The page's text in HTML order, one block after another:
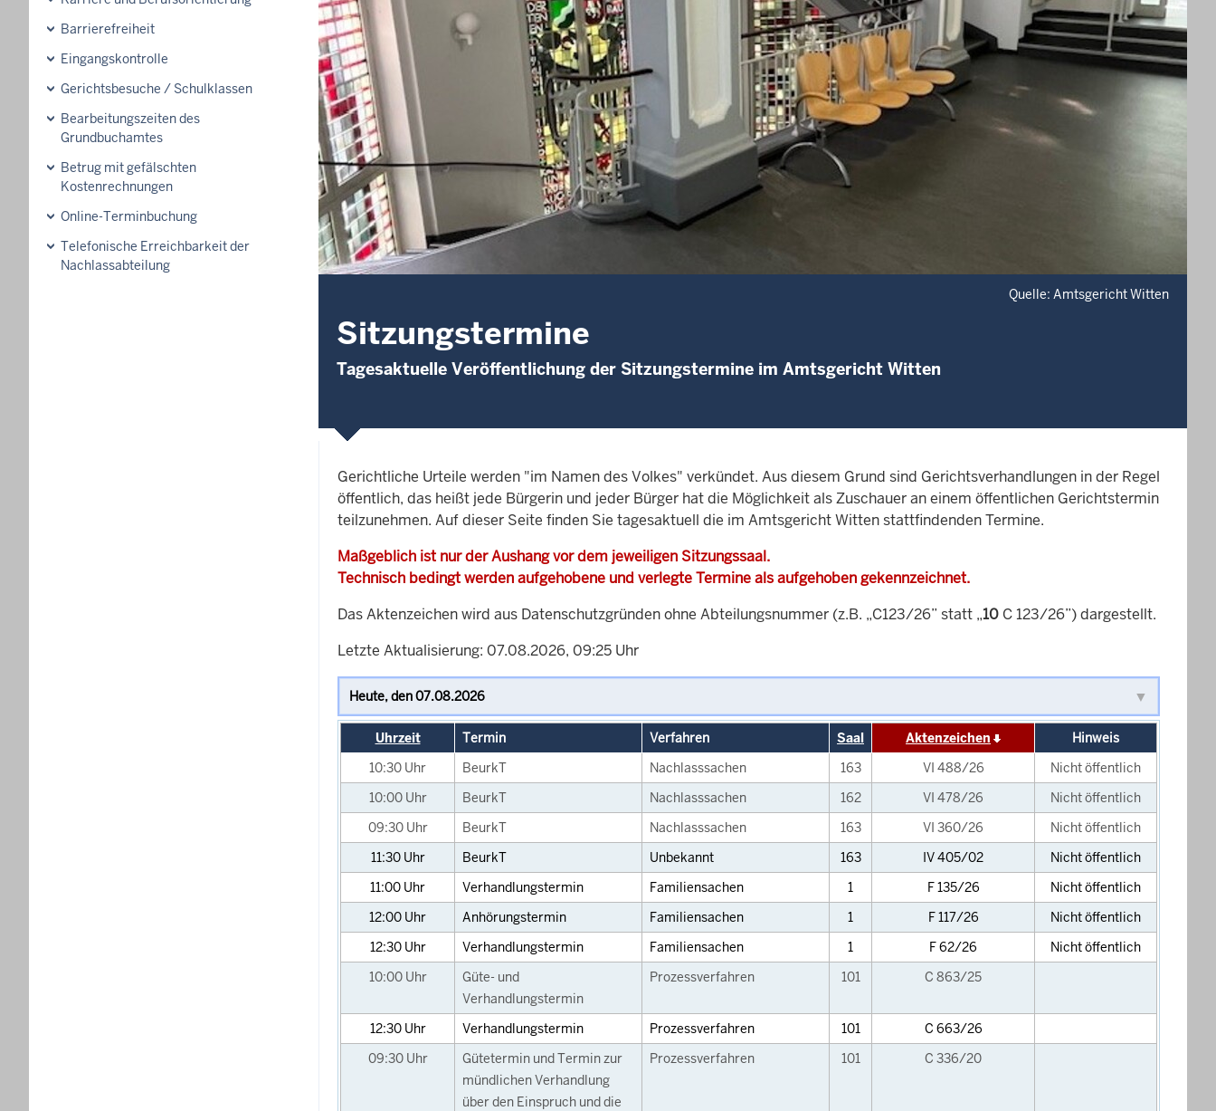
Barrierefreiheit
Eingangskontrolle
Gerichtsbesuche / Schulklassen
Bearbeitungszeiten des
Grundbuchamtes
Betrug mit gefälschten
Kostenrechnungen
Online-Terminbuchung
Telefonische Erreichbarkeit der
Nachlassabteilung
Quelle: Amtsgericht Witten
Sitzungstermine
Tagesaktuelle Veröffentlichung der Sitzungstermine im Amtsgericht Witten
Gerichtliche Urteile werden "im Namen des Volkes" verkündet. Aus diesem Grund sind Gerichtsverhandlungen in der Regel
öffentlich, das heißt jede Bürgerin und jeder Bürger hat die Möglichkeit als Zuschauer an einem öffentlichen Gerichtstermin
teilzunehmen. Auf dieser Seite finden Sie tagesaktuell die im Amtsgericht Witten stattfindenden Termine.
Maßgeblich ist nur der Aushang vor dem jeweiligen Sitzungssaal.
Technisch bedingt werden aufgehobene und verlegte Termine als aufgehoben gekennzeichnet.
Das Aktenzeichen wird aus Datenschutzgründen ohne Abteilungsnummer (z.B. „C123/26” statt „10 C 123/26”) dargestellt.
Letzte Aktualisierung: 07.08.2026, 09:25 Uhr
Uhrzeit Termin Verfahren Saal Aktenzeichen
Hinweis
10:30 Uhr BeurkT Nachlasssachen 163 VI 488/26
Nicht öffentlich
10:00 Uhr BeurkT Nachlasssachen 162 VI 478/26
Nicht öffentlich
09:30 Uhr BeurkT Nachlasssachen 163 VI 360/26
Nicht öffentlich
11:30 Uhr BeurkT Unbekannt 163 IV 405/02
Nicht öffentlich
11:00 Uhr Verhandlungstermin Familiensachen 1 F 135/26
Nicht öffentlich
12:00 Uhr Anhörungstermin Familiensachen 1 F 117/26
Nicht öffentlich
12:30 Uhr Verhandlungstermin Familiensachen 1 F 62/26
Nicht öffentlich
10:00 Uhr
Güte- und
Verhandlungstermin
Prozessverfahren 101 C 863/25
12:30 Uhr Verhandlungstermin Prozessverfahren 101
C 663/26
09:30 Uhr
Gütetermin und Termin zur
mündlichen Verhandlung
über den Einspruch und die
Prozessverfahren 101 C 336/20